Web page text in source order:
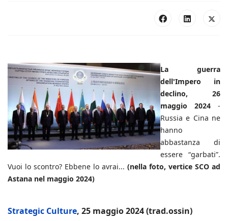
La guerra
dell'Impero in
declino, 26
maggio 2024 -
Russia e Cina ne
hanno
abbastanza di
essere “garbati”.
Vuoi lo scontro? Ebbene lo avrai... (nella foto, vertice SCO ad
Astana nel maggio 2024)
Strategic Culture, 25 maggio 2024 (trad.ossin)